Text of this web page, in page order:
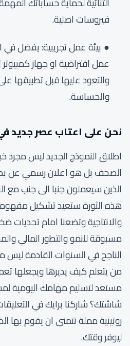
فيروسات اصلية.
بيئة عمل تجريبية: يفضل
عمل افتراضية او جهاز
والتعود عليها قبل تطبيقها
والحساسة.
نحن على اعتاب عصر جديد
اطلاق النموذج الجديد ليس مجرد
الصحف بل هو اعلان رسمي عن
الذين سيعملون جنبا الى جنب مع
هذه الثورة ستعيد تشكيل
والانتاجية وتضعنا امام
مسبوقة للنمو والتطور المالي
الناجح في السنوات القادمة ليس
من يتعلم كيف يديرها ويجعلها
مستعد لتسليم مهامك اليومية
شاشتك؟ شاركنا برايك في
روتينية مملة تتمنى ان يقوم بها
ليوفر وقتك.